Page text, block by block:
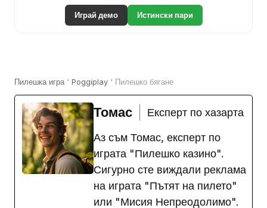
Играй демо Истински пари
Пилешка игра ' Poggiplay ' Пилешко бягане
Томас
Експерт по хазарта
Аз съм Томас, експерт по
играта "Пилешко казино".
Сигурно сте виждали реклама
на играта "Пътят на пилето"
или "Мисия Непреодолимо".